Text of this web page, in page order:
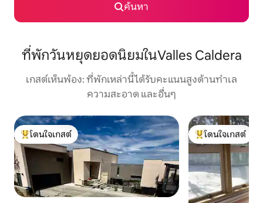
ค้นหา
ที่พักวันหยุดยอดนิยมในValles Caldera
เกสต์เห็นพ้อง: ที่พักเหล่านี้ได้รับคะแนนสูงด้านทำเล
ความสะอาด และอื่นๆ
โดนใจเกสต์ที่สุด
โดนใจเกสต์
โดนใจเกสต์ที่สุด
โดนใจเกสต์